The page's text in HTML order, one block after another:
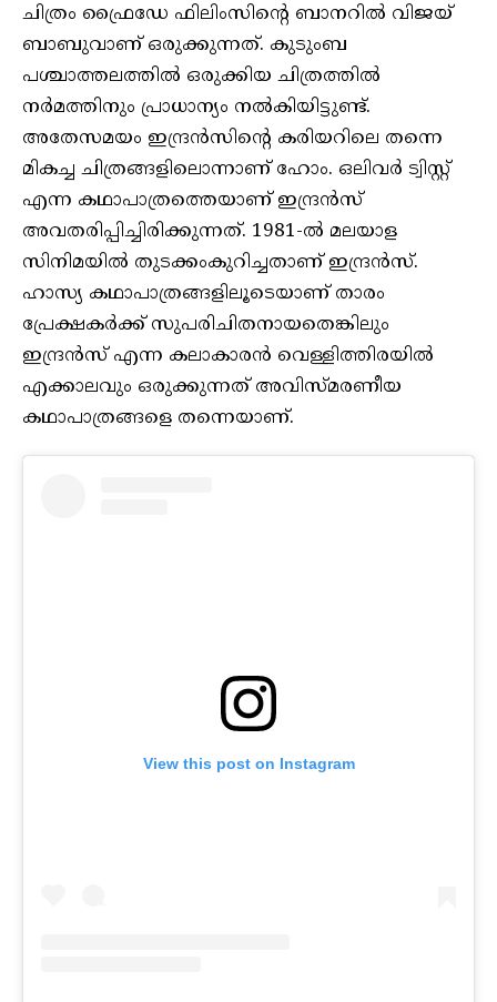
ചിത്രം ഫ്രൈഡേ ഫിലിംസിന്റെ ബാനറിൽ വിജയ്
ബാബുവാണ് ഒരുക്കുന്നത്. കുടുംബ
പശ്ചാത്തലത്തില്‍ ഒരുക്കിയ ചിത്രത്തില്‍
നര്‍മത്തിനും പ്രാധാന്യം നല്‍കിയിട്ടുണ്ട്.
അതേസമയം ഇന്ദ്രന്‍സിന്റെ കരിയറിലെ തന്നെ
മികച്ച ചിത്രങ്ങളിലൊന്നാണ് ഹോം. ഒലിവര്‍ ട്വിസ്റ്റ്
എന്ന കഥാപാത്രത്തെയാണ് ഇന്ദ്രൻസ്
അവതരിപ്പിച്ചിരിക്കുന്നത്. 1981-ല്‍ മലയാള
സിനിമയില്‍ തുടക്കംകുറിച്ചതാണ് ഇന്ദ്രന്‍സ്.
ഹാസ്യ കഥാപാത്രങ്ങളിലൂടെയാണ് താരം
പ്രേക്ഷകര്‍ക്ക് സുപരിചിതനായതെങ്കിലും
ഇന്ദ്രന്‍സ് എന്ന കലാകാരന്‍ വെള്ളിത്തിരയില്‍
എക്കാലവും ഒരുക്കുന്നത് അവിസ്മരണീയ
കഥാപാത്രങ്ങളെ തന്നെയാണ്.
View this post on Instagram